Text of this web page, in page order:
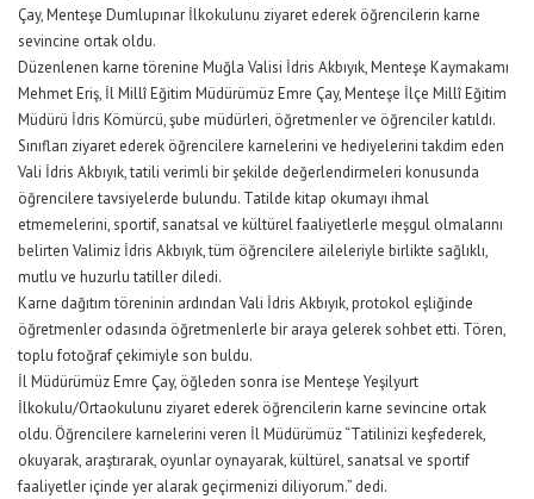
Çay, Menteşe Dumlupınar İlkokulunu ziyaret ederek öğrencilerin karne
sevincine ortak oldu.
Düzenlenen karne törenine Muğla Valisi İdris Akbıyık, Menteşe Kaymakamı
Mehmet Eriş, İl Millî Eğitim Müdürümüz Emre Çay, Menteşe İlçe Millî Eğitim
Müdürü İdris Kömürcü, şube müdürleri, öğretmenler ve öğrenciler katıldı.
Sınıfları ziyaret ederek öğrencilere karnelerini ve hediyelerini takdim eden
Vali İdris Akbıyık, tatili verimli bir şekilde değerlendirmeleri konusunda
öğrencilere tavsiyelerde bulundu. Tatilde kitap okumayı ihmal
etmemelerini, sportif, sanatsal ve kültürel faaliyetlerle meşgul olmalarını
belirten Valimiz İdris Akbıyık, tüm öğrencilere aileleriyle birlikte sağlıklı,
mutlu ve huzurlu tatiller diledi.
Karne dağıtım töreninin ardından Vali İdris Akbıyık, protokol eşliğinde
öğretmenler odasında öğretmenlerle bir araya gelerek sohbet etti. Tören,
toplu fotoğraf çekimiyle son buldu.
İl Müdürümüz Emre Çay, öğleden sonra ise Menteşe Yeşilyurt
İlkokulu/Ortaokulunu ziyaret ederek öğrencilerin karne sevincine ortak
oldu. Öğrencilere karnelerini veren İl Müdürümüz “Tatilinizi keşfederek,
okuyarak, araştırarak, oyunlar oynayarak, kültürel, sanatsal ve sportif
faaliyetler içinde yer alarak geçirmenizi diliyorum.” dedi.